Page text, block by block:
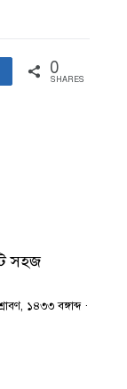
Share 0
SHARES
সহজ
১৪৩৩ বঙ্গাব্দ ·